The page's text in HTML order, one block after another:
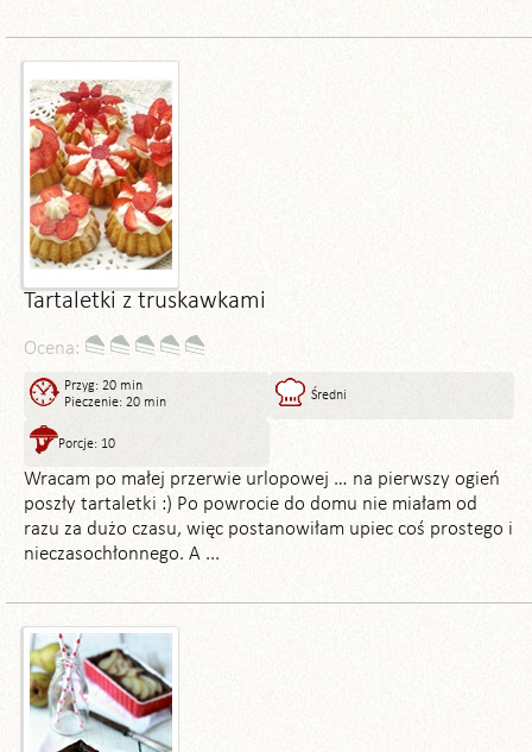
Tartaletki z truskawkami
Ocena:
Przyg: 20 min
Pieczenie: 20 min
Średni
Porcje: 10
Wracam po małej przerwie urlopowej … na pierwszy ogień
poszły tartaletki :) Po powrocie do domu nie miałam od
razu za dużo czasu, więc postanowiłam upiec coś prostego i
nieczasochłonnego. A ...